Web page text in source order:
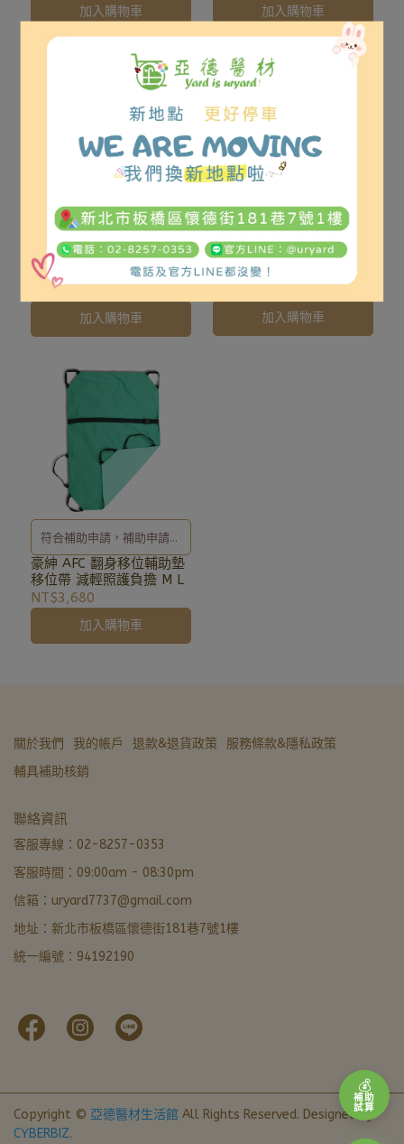
加入購物車 加入購物車
協助上下床、輪椅起身與坐
姿移位
天群 EZ-510 蝴蝶移位板
NT$2,500
加入購物車
翻身容易 護理輕鬆 翻身輔
助墊
富士康 山型枕翻身腳墊
N3008
NT$750NT$900
加入購物車
符合補助申請，補助申請辦
理及相關事宜、歡迎洽詢
02-8257-0353或加入亞德
官方LINE ID: @uryard，謝
謝。
豪紳 AFC 翻身移位輔助墊
移位帶 減輕照護負擔 M L
NT$3,680
加入購物車
關於我們 我的帳戶 退款&退貨政策
服務條款&隱私政策
輔具補助核銷
聯絡資訊
客服專線：02-8257-0353
客服時間：09:00am - 08:30pm
信箱：uryard7737@gmail.com
地址：新北市板橋區懷德街181巷7號1樓
統一編號：94192190
Copyright © 亞德醫材生活館 All Rights Reserved. Designed by
CYBERBIZ.
最快回覆
💰
補助
試算